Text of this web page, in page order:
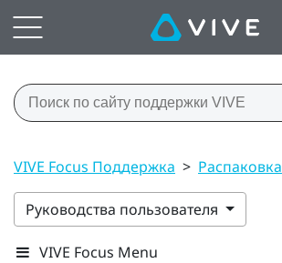
VIVE Focus Поддержка > Распаковка
Руководства пользователя
VIVE Focus Menu